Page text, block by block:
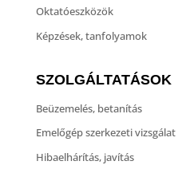
Oktatóeszközök
Képzések, tanfolyamok
SZOLGÁLTATÁSOK
Beüzemelés, betanítás
Emelőgép szerkezeti
Hibaelhárítás, javítás